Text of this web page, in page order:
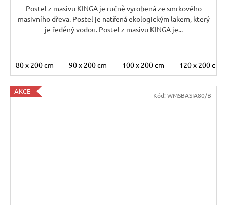
A
Postel z masivu KINGA je ručně vyrobená ze smrkového
masivního dřeva. Postel je natřená ekologickým lakem, který
je ředěný vodou. Postel z masivu KINGA je...
80 x 200 cm 90 x 200 cm 100 x 200 cm 120 x 200 cm
AKCE Kód: WMSBASIA80/B